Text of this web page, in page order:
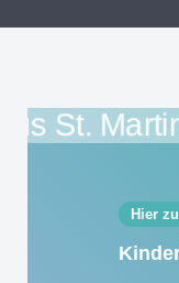
Hier